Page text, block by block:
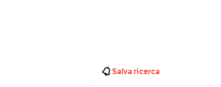
Salva ricerca